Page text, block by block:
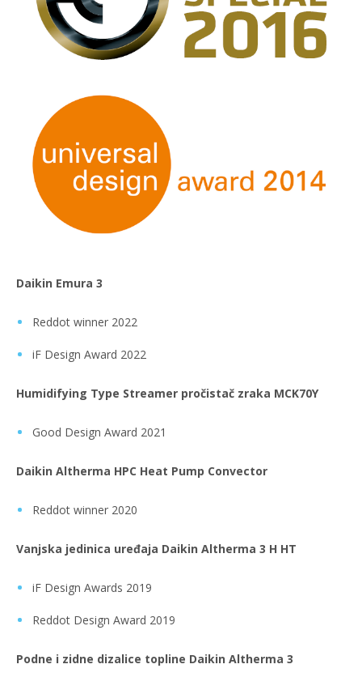
Daikin Emura 3
Reddot winner 2022
iF Design Award 2022
Humidifying Type Streamer pročistač zraka MCK70Y
Good Design Award 2021
Daikin Altherma HPC Heat Pump Convector
Reddot winner 2020
Vanjska jedinica uređaja Daikin Altherma 3 H HT
iF Design Awards 2019
Reddot Design Award 2019
Podne i zidne dizalice topline Daikin Altherma 3